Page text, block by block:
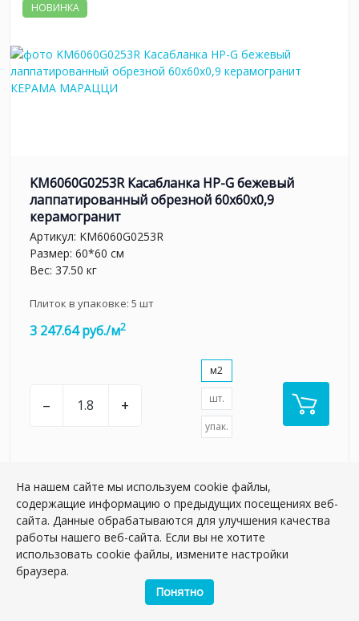
НОВИНКА
KM6060G0253R Касабланка HP-G бежевый
лаппатированный обрезной 60x60x0,9
керамогранит
Артикул: KM6060G0253R
Размер: 60*60 см
Вес: 37.50 кг
Плиток в упаковке: 5 шт
3 247.64 руб./м2
– +
м2
шт.
упак.
НОВИНКА
На нашем сайте мы используем cookie файлы,
содержащие информацию о предыдущих посещениях веб-
сайта. Данные обрабатываются для улучшения качества
работы нашего веб-сайта. Если вы не хотите
использовать cookie файлы, измените настройки
браузера.
Понятно